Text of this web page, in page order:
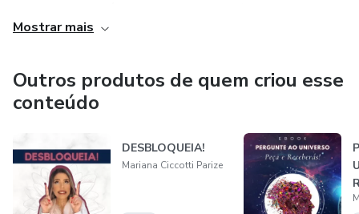
experiência terrena de maneira fácil, alegre e gloriosa. Meu
essencia e expandir. Escolher ser grandioso, criar mais para
si e para o todo. Escolher ser tudo aquilo que você tem
vontade, te conectando ao poder pessoal e ao poder
Mostrar mais
Outros produtos de quem criou esse
conteúdo
DESBLOQUEIA!
Mariana Ciccotti Parize